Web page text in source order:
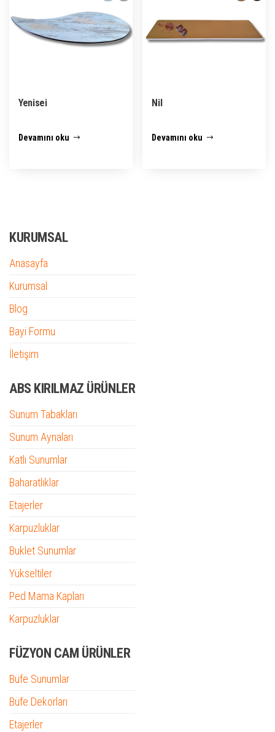
Yenisei
Devamını oku
Nil
Devamını oku
KURUMSAL
Anasayfa
Kurumsal
Blog
Bayi Formu
İletişim
ABS KIRILMAZ ÜRÜNLER
Sunum Tabakları
Sunum Aynaları
Katlı Sunumlar
Baharatlıklar
Etajerler
Karpuzluklar
Buklet Sunumlar
Yükseltiler
Ped Mama Kapları
Karpuzluklar
FÜZYON CAM ÜRÜNLER
Büfe Sunumlar
Büfe Dekorları
Etajerler